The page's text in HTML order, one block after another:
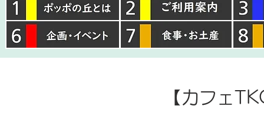
【カフェ